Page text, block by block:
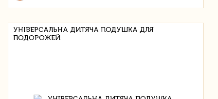
УНІВЕРСАЛЬНА ДИТЯЧА ПОДУШКА ДЛЯ
ПОДОРОЖЕЙ